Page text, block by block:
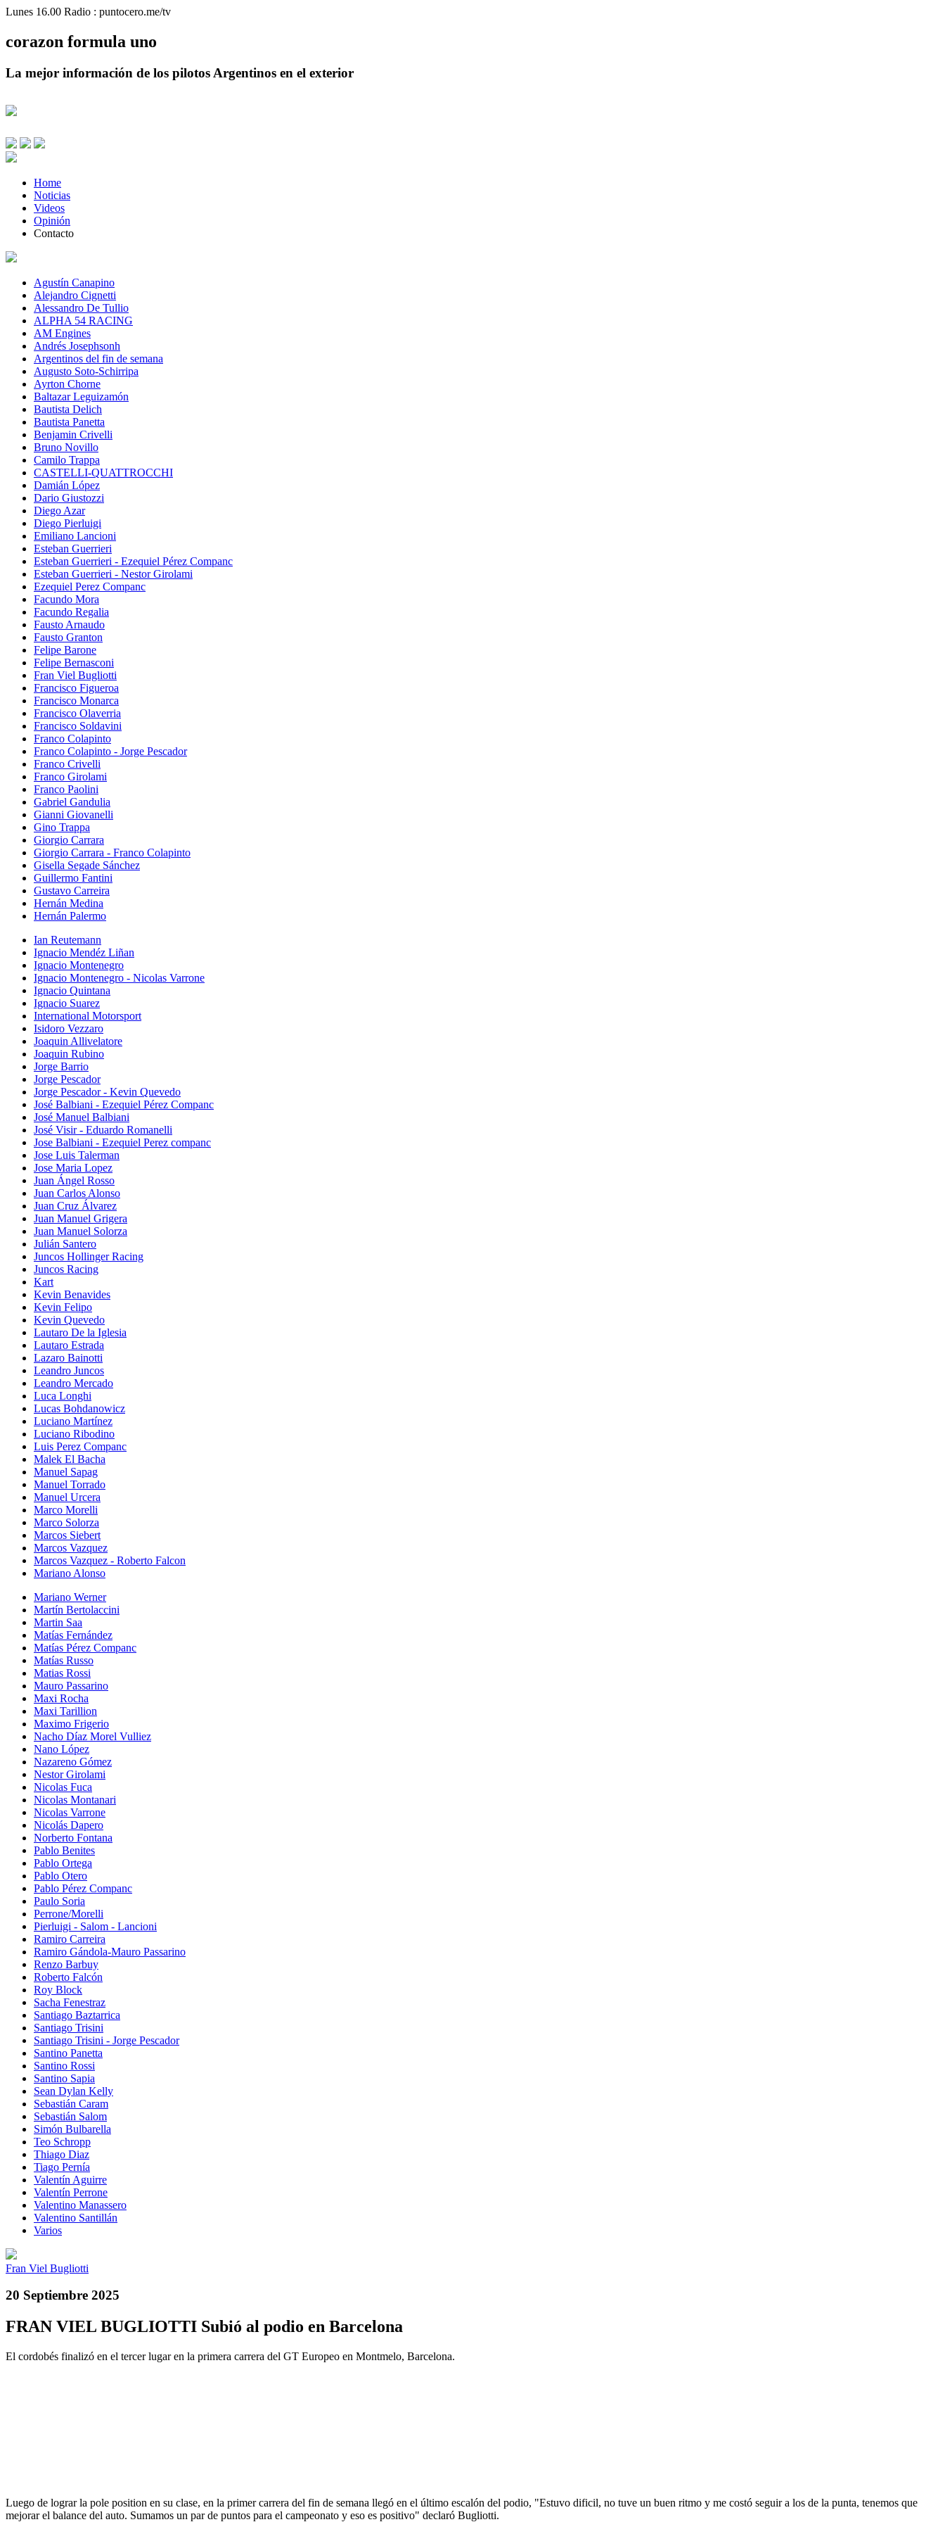
Lunes 16.00 Radio : puntocero.me/tv
corazon formula uno
La mejor información de los pilotos Argentinos en el exterior
Home
Noticias
Videos
Opinión
Contacto
Agustín Canapino
Alejandro Cignetti
Alessandro De Tullio
ALPHA 54 RACING
AM Engines
Andrés Josephsonh
Argentinos del fin de semana
Augusto Soto-Schirripa
Ayrton Chorne
Baltazar Leguizamón
Bautista Delich
Bautista Panetta
Benjamin Crivelli
Bruno Novillo
Camilo Trappa
CASTELLI-QUATTROCCHI
Damián López
Dario Giustozzi
Diego Azar
Diego Pierluigi
Emiliano Lancioni
Esteban Guerrieri
Esteban Guerrieri - Ezequiel Pérez Companc
Esteban Guerrieri - Nestor Girolami
Ezequiel Perez Companc
Facundo Mora
Facundo Regalia
Fausto Arnaudo
Fausto Granton
Felipe Barone
Felipe Bernasconi
Fran Viel Bugliotti
Francisco Figueroa
Francisco Monarca
Francisco Olaverria
Francisco Soldavini
Franco Colapinto
Franco Colapinto - Jorge Pescador
Franco Crivelli
Franco Girolami
Franco Paolini
Gabriel Gandulia
Gianni Giovanelli
Gino Trappa
Giorgio Carrara
Giorgio Carrara - Franco Colapinto
Gisella Segade Sánchez
Guillermo Fantini
Gustavo Carreira
Hernán Medina
Hernán Palermo
Ian Reutemann
Ignacio Mendéz Liñan
Ignacio Montenegro
Ignacio Montenegro - Nicolas Varrone
Ignacio Quintana
Ignacio Suarez
International Motorsport
Isidoro Vezzaro
Joaquin Allivelatore
Joaquin Rubino
Jorge Barrio
Jorge Pescador
Jorge Pescador - Kevin Quevedo
José Balbiani - Ezequiel Pérez Companc
José Manuel Balbiani
José Visir - Eduardo Romanelli
Jose Balbiani - Ezequiel Perez companc
Jose Luis Talerman
Jose Maria Lopez
Juan Ángel Rosso
Juan Carlos Alonso
Juan Cruz Álvarez
Juan Manuel Grigera
Juan Manuel Solorza
Julián Santero
Juncos Hollinger Racing
Juncos Racing
Kart
Kevin Benavides
Kevin Felipo
Kevin Quevedo
Lautaro De la Iglesia
Lautaro Estrada
Lazaro Bainotti
Leandro Juncos
Leandro Mercado
Luca Longhi
Lucas Bohdanowicz
Luciano Martínez
Luciano Ribodino
Luis Perez Companc
Malek El Bacha
Manuel Sapag
Manuel Torrado
Manuel Urcera
Marco Morelli
Marco Solorza
Marcos Siebert
Marcos Vazquez
Marcos Vazquez - Roberto Falcon
Mariano Alonso
Mariano Werner
Martín Bertolaccini
Martin Saa
Matías Fernández
Matías Pérez Companc
Matías Russo
Matias Rossi
Mauro Passarino
Maxi Rocha
Maxi Tarillion
Maximo Frigerio
Nacho Díaz Morel Vulliez
Nano López
Nazareno Gómez
Nestor Girolami
Nicolas Fuca
Nicolas Montanari
Nicolas Varrone
Nicolás Dapero
Norberto Fontana
Pablo Benites
Pablo Ortega
Pablo Otero
Pablo Pérez Companc
Paulo Soria
Perrone/Morelli
Pierluigi - Salom - Lancioni
Ramiro Carreira
Ramiro Gándola-Mauro Passarino
Renzo Barbuy
Roberto Falcón
Roy Block
Sacha Fenestraz
Santiago Baztarrica
Santiago Trisini
Santiago Trisini - Jorge Pescador
Santino Panetta
Santino Rossi
Santino Sapia
Sean Dylan Kelly
Sebastián Caram
Sebastián Salom
Simón Bulbarella
Teo Schropp
Thiago Diaz
Tiago Pernía
Valentín Aguirre
Valentín Perrone
Valentino Manassero
Valentino Santillán
Varios
Fran Viel Bugliotti
20 Septiembre 2025
FRAN VIEL BUGLIOTTI Subió al podio en Barcelona
El cordobés finalizó en el tercer lugar en la primera carrera del GT Europeo en Montmelo, Barcelona.
Luego de lograr la pole position en su clase, en la primer carrera del fin de semana llegó en el último escalón del podio, "Estuvo dificil, no tuve un buen ritmo y me costó seguir a los de la punta, tenemos que
mejorar el balance del auto. Sumamos un par de puntos para el campeonato y eso es positivo" declaró Bugliotti.